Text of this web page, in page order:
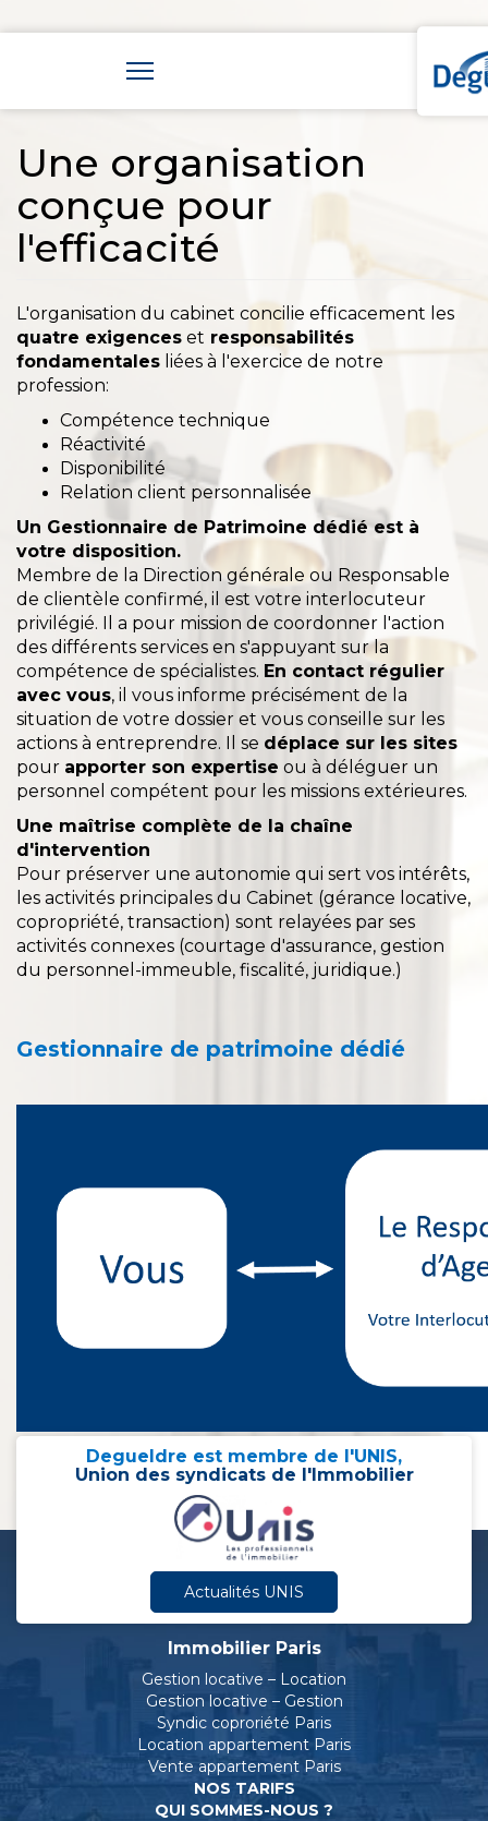
Une organisation
conçue pour
l'efficacité
L'organisation du cabinet concilie efficacement les
quatre exigences et responsabilités
fondamentales liées à l'exercice de notre
profession:
Compétence technique
Réactivité
Disponibilité
Relation client personnalisée
Un Gestionnaire de Patrimoine dédié est à
votre disposition.
Membre de la Direction générale ou Responsable
de clientèle confirmé, il est votre interlocuteur
privilégié. Il a pour mission de coordonner l'action
des différents services en s'appuyant sur la
compétence de spécialistes. En contact régulier
avec vous, il vous informe précisément de la
situation de votre dossier et vous conseille sur les
actions à entreprendre. Il se déplace sur les sites
pour apporter son expertise ou à déléguer un
personnel compétent pour les missions extérieures.
Une maîtrise complète de la chaîne
d'intervention
Pour préserver une autonomie qui sert vos intérêts,
les activités principales du Cabinet (gérance locative,
copropriété, transaction) sont relayées par ses
activités connexes (courtage d'assurance, gestion
du personnel-immeuble, fiscalité, juridique.)
Gestionnaire de patrimoine dédié
Degueldre est membre de l'UNIS,
Union des syndicats de l'Immobilier
Actualités UNIS
Immobilier Paris
Gestion locative – Location
Gestion locative – Gestion
Syndic coproriété Paris
Location appartement Paris
Vente appartement Paris
NOS TARIFS
QUI SOMMES-NOUS ?